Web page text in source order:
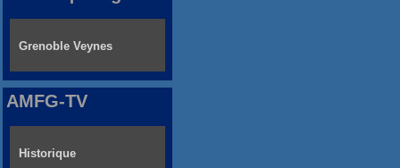
Grenoble Veynes
AMFG-TV
Historique